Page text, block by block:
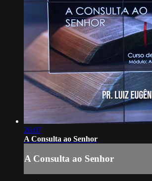
26:07
A Consulta ao Senhor
A Consulta ao Senhor